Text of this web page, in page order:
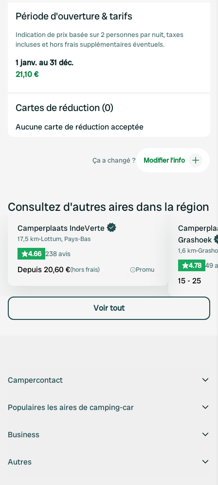
Période d'ouverture & tarifs
Indication de prix basée sur 2 personnes par nuit, taxes
incluses et hors frais supplémentaires éventuels.
1 janv. au 31 déc.
21,10 €
Cartes de réduction (0)
Aucune carte de réduction acceptée
Ça a changé ? Modifier l’info
Consultez d'autres aires dans la région
Préféré
Reserve maintenant
Camperplaats IndeVerte
17,5 km•Lottum, Pays-Bas
4.66 238 avis
Depuis 20,60 €(hors frais) Promu
Grashoek
1,6 km•
4.78 49
15 - 25
Voir tout
Campercontact
Populaires les aires de camping-car
Business
Autres